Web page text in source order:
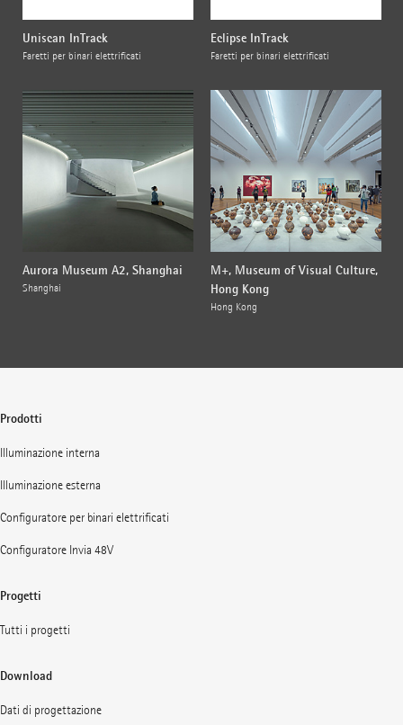
Uniscan InTrack
Faretti per binari elettrificati
Eclipse InTrack
Faretti per binari elettrificati
Aurora Museum A2, Shanghai
Shanghai
M+, Museum of Visual Culture,
Hong Kong
Hong Kong
Prodotti
Illuminazione interna
Illuminazione esterna
Configuratore per binari elettrificati
Configuratore Invia 48V
Progetti
Tutti i progetti
Download
Dati di progettazione